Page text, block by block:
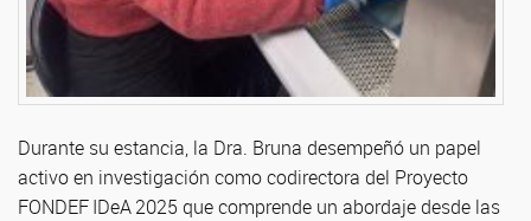
Durante su estancia, la Dra. Bruna desempeñó un papel
activo en investigación como codirectora del Proyecto
FONDEF IDeA 2025 que comprende un abordaje desde las